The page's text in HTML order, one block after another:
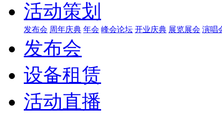
活动策划
发布会 周年庆典 年会 峰会论坛 开业庆典 展览展会 演唱
发布会
设备租赁
活动直播